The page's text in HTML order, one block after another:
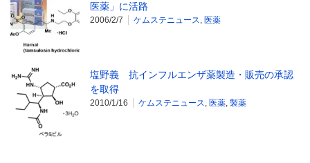
医薬」に活路
2006/2/7 ケムステニュース, 医薬
塩野義 抗インフルエンザ薬製造・販売の承認
を取得
2010/1/16 ケムステニュース, 医薬, 製薬